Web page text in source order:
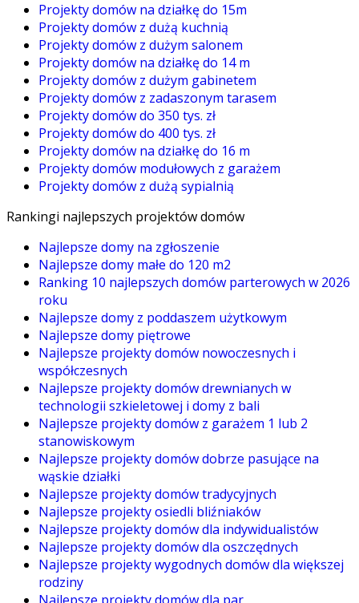
Projekty domów na działkę do 15m
Projekty domów z dużą kuchnią
Projekty domów z dużym salonem
Projekty domów na działkę do 14 m
Projekty domów z dużym gabinetem
Projekty domów z zadaszonym tarasem
Projekty domów do 350 tys. zł
Projekty domów do 400 tys. zł
Projekty domów na działkę do 16 m
Projekty domów modułowych z garażem
Projekty domów z dużą sypialnią
Rankingi najlepszych projektów domów
Najlepsze domy na zgłoszenie
Najlepsze domy małe do 120 m2
Ranking 10 najlepszych domów parterowych w 2026
roku
Najlepsze domy z poddaszem użytkowym
Najlepsze domy piętrowe
Najlepsze projekty domów nowoczesnych i
współczesnych
Najlepsze projekty domów drewnianych w
technologii szkieletowej i domy z bali
Najlepsze projekty domów z garażem 1 lub 2
stanowiskowym
Najlepsze projekty domów dobrze pasujące na
wąskie działki
Najlepsze projekty domów tradycyjnych
Najlepsze projekty osiedli bliźniaków
Najlepsze projekty domów dla indywidualistów
Najlepsze projekty domów dla oszczędnych
Najlepsze projekty wygodnych domów dla większej
rodziny